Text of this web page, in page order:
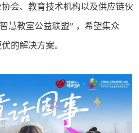
会、教育技术机构以及供应链伙
慧教室公益联盟” ，希望集众
的解决方案。